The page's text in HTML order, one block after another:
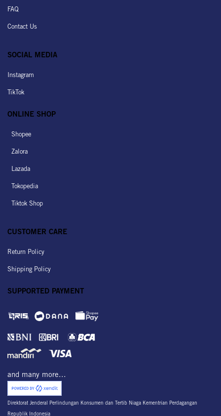
FAQ
Contact Us
SOCIAL MEDIA
Instagram
TikTok
ONLINE SHOP
Shopee
Zalora
Lazada
Tokopedia
Tiktok Shop
CUSTOMER CARE
Return Policy
Shipping Policy
SUPPORTED PAYMENT
and many more...
Direktorat Jenderal Perlindungan Konsumen dan Tertib Niaga Kementrian Perdagangan
Republik Indonesia